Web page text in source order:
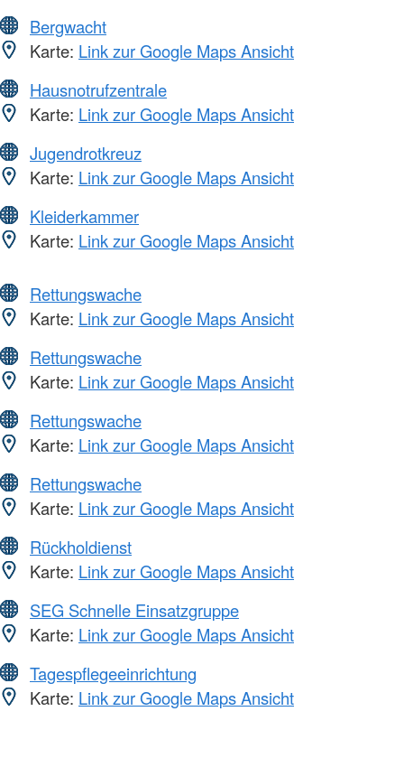
Bergwacht
Karte: Link zur Google Maps Ansicht
Hausnotrufzentrale
Karte: Link zur Google Maps Ansicht
Jugendrotkreuz
Karte: Link zur Google Maps Ansicht
Kleiderkammer
Karte: Link zur Google Maps Ansicht
Rettungswache
Karte: Link zur Google Maps Ansicht
Rettungswache
Karte: Link zur Google Maps Ansicht
Rettungswache
Karte: Link zur Google Maps Ansicht
Rettungswache
Karte: Link zur Google Maps Ansicht
Rückholdienst
Karte: Link zur Google Maps Ansicht
SEG Schnelle Einsatzgruppe
Karte: Link zur Google Maps Ansicht
Tagespflegeeinrichtung
Karte: Link zur Google Maps Ansicht